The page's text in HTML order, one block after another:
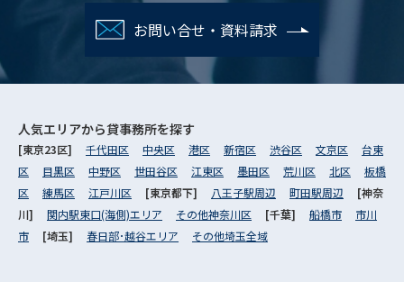
お問い合せ・資料請求
人気エリアから貸事務所を探す
[東京23区] 千代田区 中央区 港区 新宿区 渋谷区 文京区
台東
区
目黒区 中野区 世田谷区 江東区 墨田区 荒川区 北区
板橋
区
練馬区 江戸川区 [東京都下] 八王子駅周辺 町田駅周辺
[神奈
川] 関内駅東口(海側)エリア その他神奈川区 [千葉] 船橋市
市川
市
[埼玉] 春日部･越谷エリア その他埼玉全域